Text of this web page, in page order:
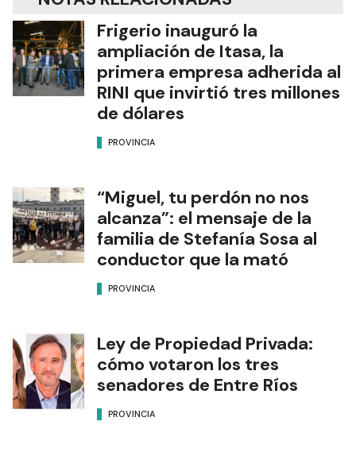
Frigerio inauguró la
ampliación de Itasa, la
primera empresa adherida al
RINI que invirtió tres millones
de dólares
PROVINCIA
“Miguel, tu perdón no nos
alcanza”: el mensaje de la
familia de Stefanía Sosa al
conductor que la mató
PROVINCIA
Ley de Propiedad Privada:
cómo votaron los tres
senadores de Entre Ríos
PROVINCIA